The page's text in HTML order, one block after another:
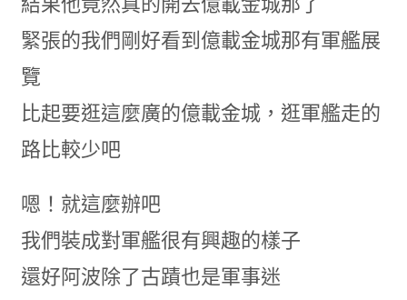
緊張的我們剛好看到億載金城那有軍艦展
覽
比起要逛這麼廣的億載金城，逛軍艦走的
路比較少吧
嗯！就這麼辦吧
我們裝成對軍艦很有興趣的樣子
還好阿波除了古蹟也是軍事迷